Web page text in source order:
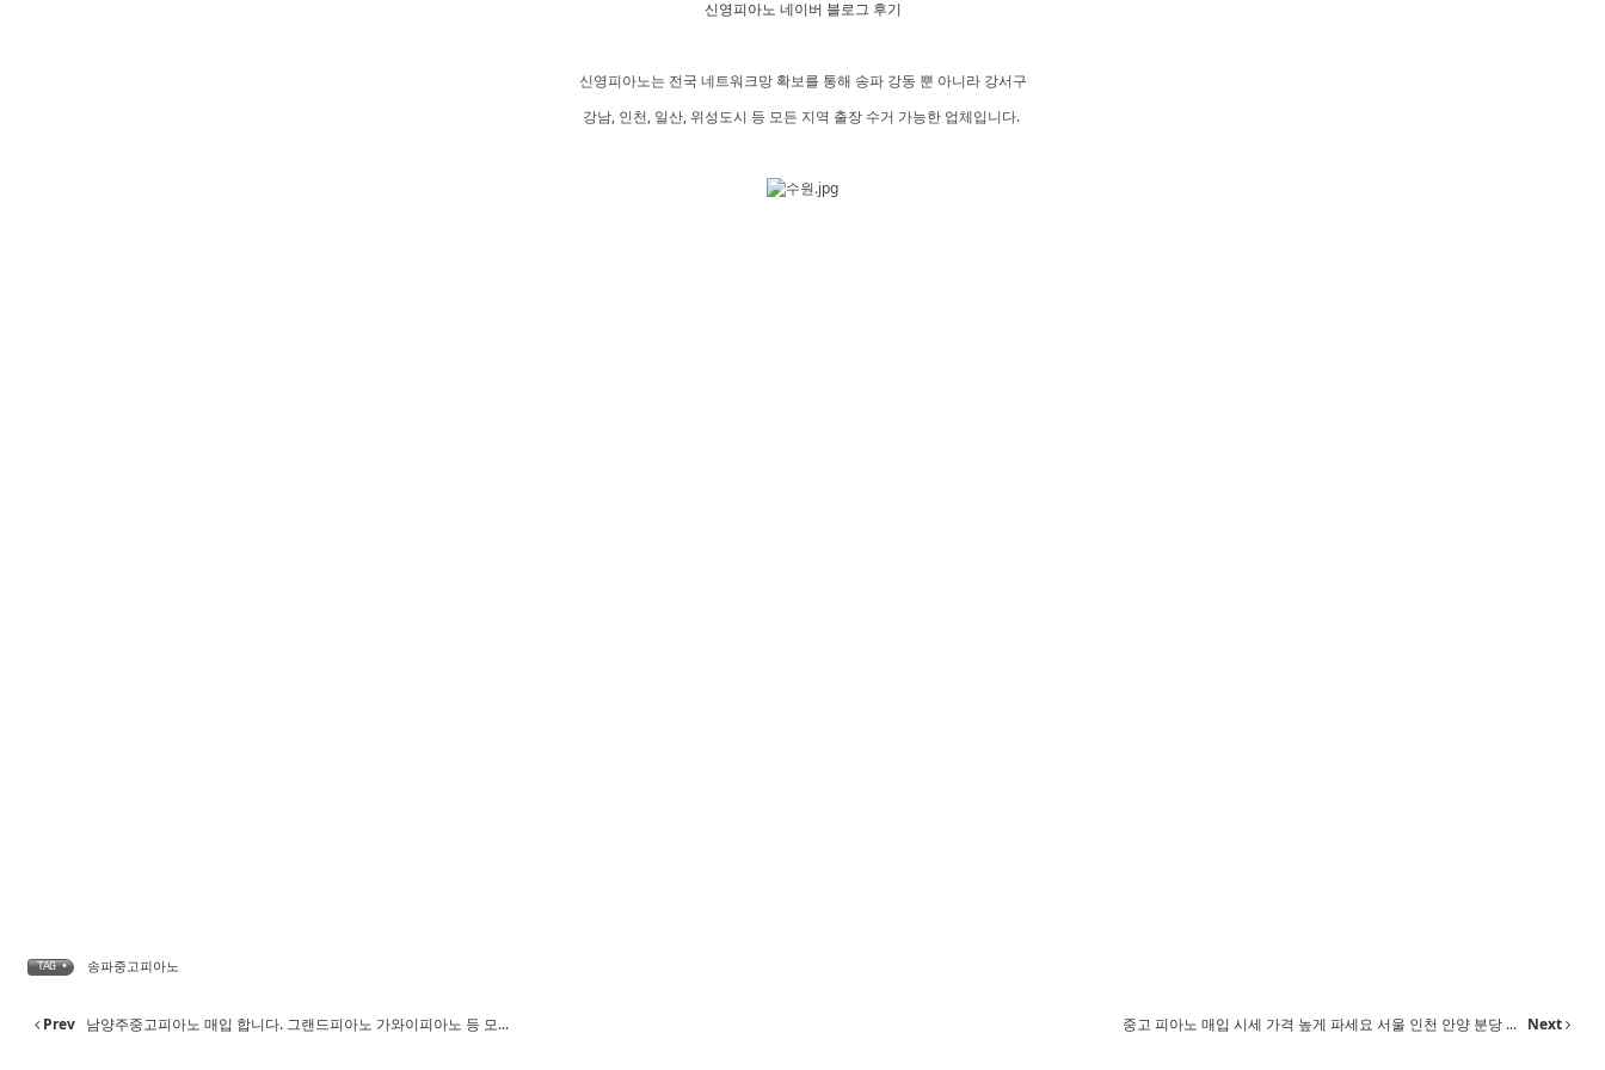
신영피아노 네이버 블로그 후기
신영피아노는 전국 네트워크망 확보를 통해 송파 강동 뿐 아니라 강서구
강남, 인천, 일산, 위성도시 등 모든 지역 출장 수거 가능한 업체입니다.
TAG • 송파중고피아노
Prev 남양주중고피아노 매입 합니다. 그랜드피아노 가와이피아노 등 모... 중고 피아노 매입 시세 가격 높게 파세요 서울 인천 안양 분당 ... Next